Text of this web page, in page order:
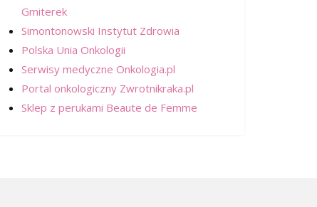
Gmiterek
Simontonowski Instytut Zdrowia
Polska Unia Onkologii
Serwisy medyczne Onkologia.pl
Portal onkologiczny Zwrotnikraka.pl
Sklep z perukami Beaute de Femme